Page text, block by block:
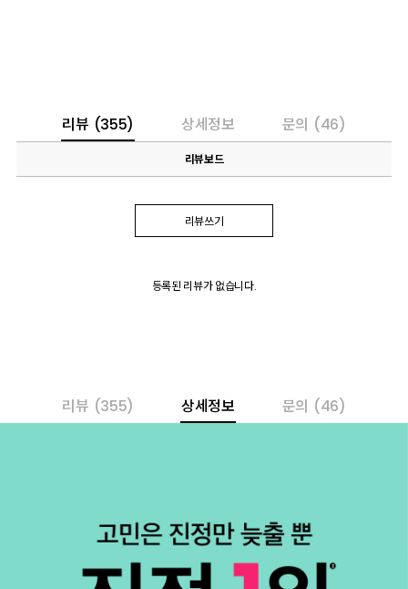
리뷰 (355) 상세정보 문의 (46)
리뷰보드
리뷰쓰기
등록된 리뷰가 없습니다.
리뷰 (355) 상세정보 문의 (46)